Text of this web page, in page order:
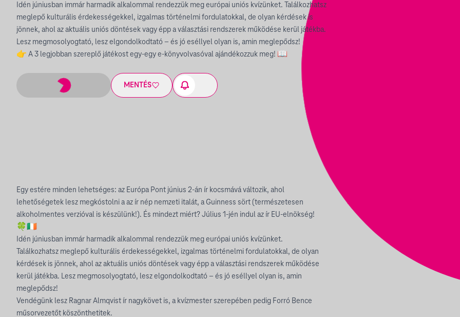
Idén júniusban immár harmadik alkalommal rendezzük meg európai uniós kvízünket. Találkozhatsz
meglepő kulturális érdekességekkel, izgalmas történelmi fordulatokkal, de olyan kérdések is
jönnek, ahol az aktuális uniós döntések vagy épp a választási rendszerek működése kerül játékba.
Lesz megmosolyogtató, lesz elgondolkodtató – és jó eséllyel olyan is, amin meglepődsz!
👉 A 3 legjobban szereplő játékost egy-egy e-könyvolvasóval ajándékozzuk meg! 📖
MENTÉS
Egy estére minden lehetséges: az Európa Pont június 2-án ír kocsmává változik, ahol
lehetőségetek lesz megkóstolni a az ír nép nemzeti italát, a Guinness sört (természetesen
alkoholmentes verzióval is készülünk!). És mindezt miért? Július 1-jén indul az ír EU-elnökség!
🍀🇮🇪
Idén júniusban immár harmadik alkalommal rendezzük meg európai uniós kvízünket.
Találkozhatsz meglepő kulturális érdekességekkel, izgalmas történelmi fordulatokkal, de olyan
kérdések is jönnek, ahol az aktuális uniós döntések vagy épp a választási rendszerek működése
kerül játékba. Lesz megmosolyogtató, lesz elgondolkodtató – és jó eséllyel olyan is, amin
meglepődsz!
Vendégünk lesz Ragnar Almqvist ír nagykövet is, a kvízmester szerepében pedig Forró Bence
műsorvezetőt köszönthetitek.